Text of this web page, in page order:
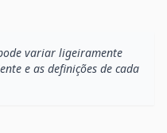
variar ligeiramente
e as definições de cada